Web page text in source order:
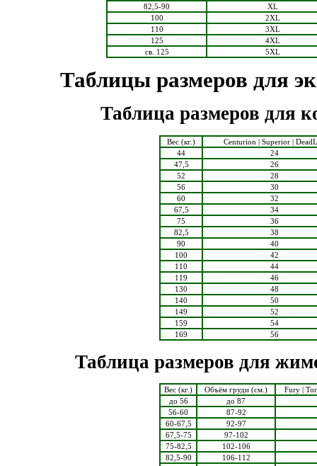
82,5-90
XL
100
2XL
110
3XL
125
4XL
cв. 125
5XL
Таблицы размеров для
Таблица размеров для
Вес (кг.)
Сenturion | Superior |
44
24
47,5
26
52
28
56
30
60
32
67,5
34
75
36
82,5
38
90
40
100
42
110
44
119
46
130
48
140
50
149
52
159
54
169
56
Таблица размеров для
Вес (кг.) Объём груди (см.)
Fury |
до 56
до 87
56-60
87-92
60-67,5
92-97
67,5-75
97-102
75-82,5
102-106
82,5-90
106-112